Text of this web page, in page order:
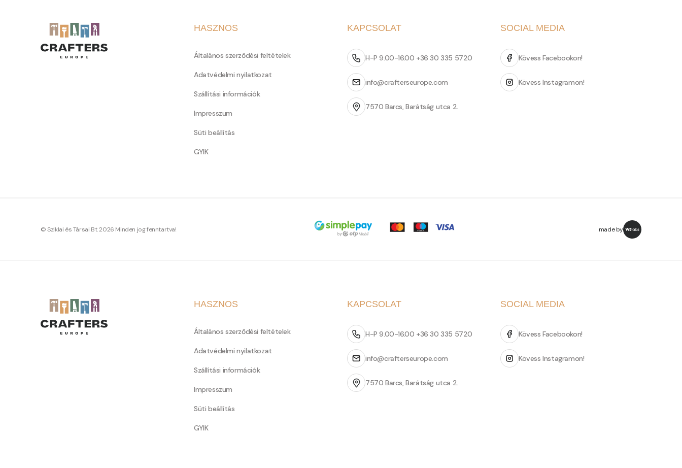
HASZNOS
Általános szerződési feltételek
Adatvédelmi nyilatkozat
Szállítási információk
Impresszum
Süti beállítás
GYIK
KAPCSOLAT
H-P 9.00-16.00 +36 30 335 5720
info@crafterseurope.com
7570 Barcs, Barátság utca 2.
SOCIAL MEDIA
Kövess Facebookon!
Kövess Instagramon!
© Sziklai és Társai Bt. 2026 Minden jog fenntartva! made by
HASZNOS
Általános szerződési feltételek
Adatvédelmi nyilatkozat
Szállítási információk
Impresszum
Süti beállítás
GYIK
KAPCSOLAT
H-P 9.00-16.00 +36 30 335 5720
info@crafterseurope.com
7570 Barcs, Barátság utca 2.
SOCIAL MEDIA
Kövess Facebookon!
Kövess Instagramon!